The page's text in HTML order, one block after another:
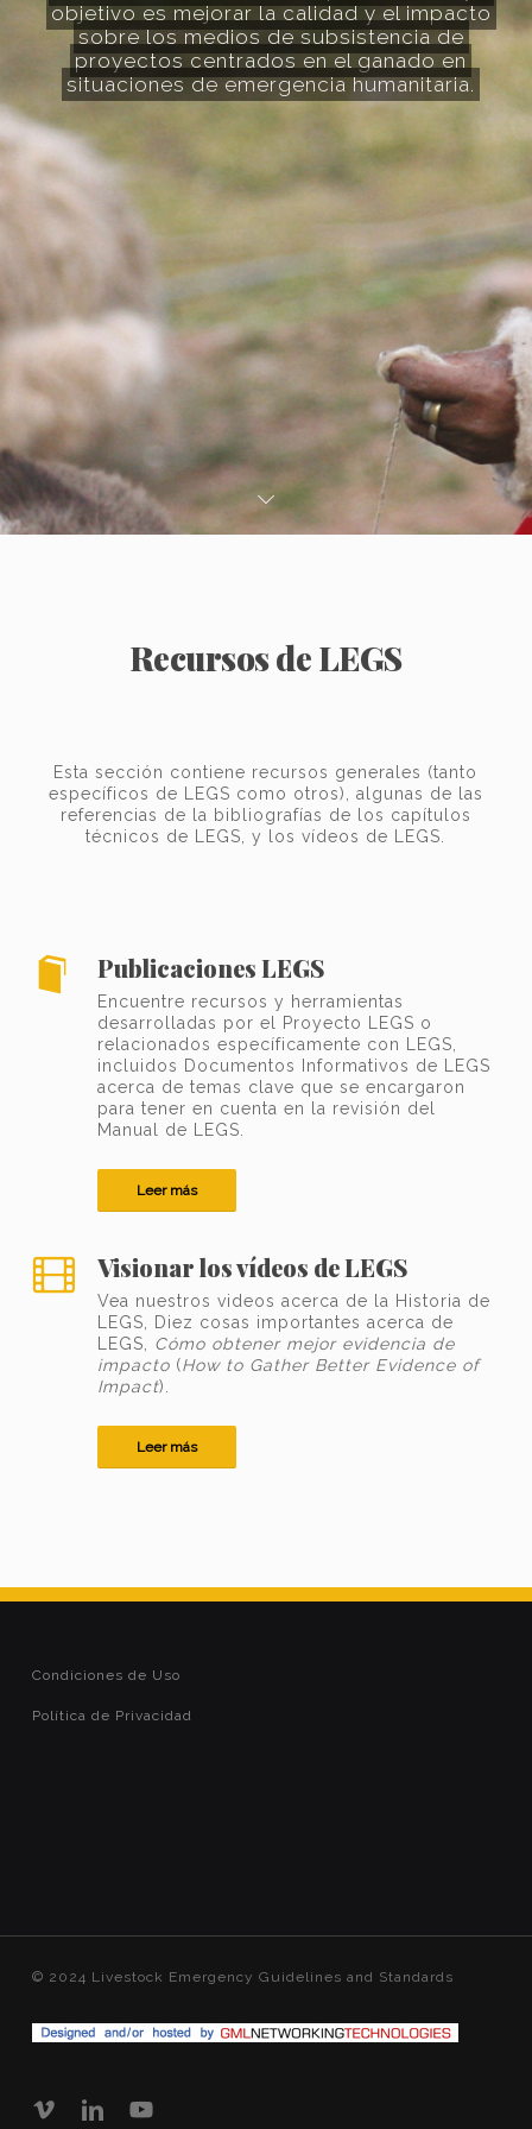
objetivo es mejorar la calidad y el impacto
sobre los medios de subsistencia de
proyectos centrados en el ganado en
situaciones de emergencia humanitaria.
Recursos de LEGS
Esta sección contiene recursos generales (tanto
específicos de LEGS como otros), algunas de las
referencias de la bibliografías de los capítulos
técnicos de LEGS, y los vídeos de LEGS.
Publicaciones LEGS
Encuentre recursos y herramientas
desarrolladas por el Proyecto LEGS o
relacionados específicamente con LEGS,
incluidos Documentos Informativos de LEGS
acerca de temas clave que se encargaron
para tener en cuenta en la revisión del
Manual de LEGS.
Leer más
Visionar los vídeos de LEGS
Vea nuestros videos acerca de la Historia de
LEGS, Diez cosas importantes acerca de
LEGS, Cómo obtener mejor evidencia de
impacto (How to Gather Better Evidence of
Impact).
Leer más
Condiciones de Uso
Política de Privacidad
© 2024 Livestock Emergency Guidelines and Standards
vimeo linkedinyoutube